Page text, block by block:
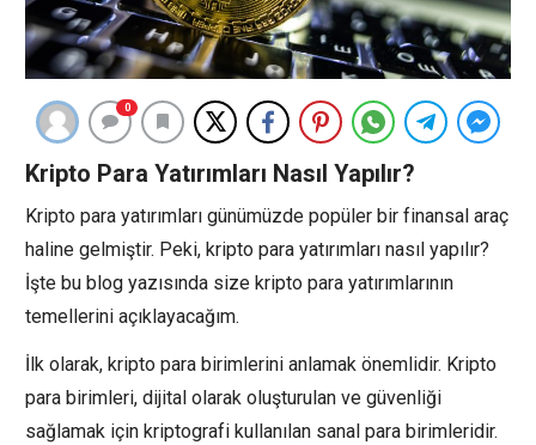
0
Kripto Para Yatırımları Nasıl Yapılır?
Kripto para yatırımları günümüzde popüler bir finansal araç
haline gelmiştir. Peki, kripto para yatırımları nasıl yapılır?
İşte bu blog yazısında size kripto para yatırımlarının
temellerini açıklayacağım.
İlk olarak, kripto para birimlerini anlamak önemlidir. Kripto
para birimleri, dijital olarak oluşturulan ve güvenliği
sağlamak için kriptografi kullanılan sanal para birimleridir.